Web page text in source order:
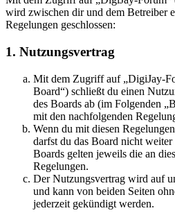
wird zwischen dir und dem Betreiber
Regelungen geschlossen:
1. Nutzungsvertrag
Mit dem Zugriff auf „DigiJay-
Board“) schließt du einen
des Boards ab (im Folgenden
mit den nachfolgenden
Wenn du mit diesen
darfst du das Board nicht
Boards gelten jeweils die an
Regelungen.
Der Nutzungsvertrag wird auf
und kann von beiden Seiten
jederzeit gekündigt werden.